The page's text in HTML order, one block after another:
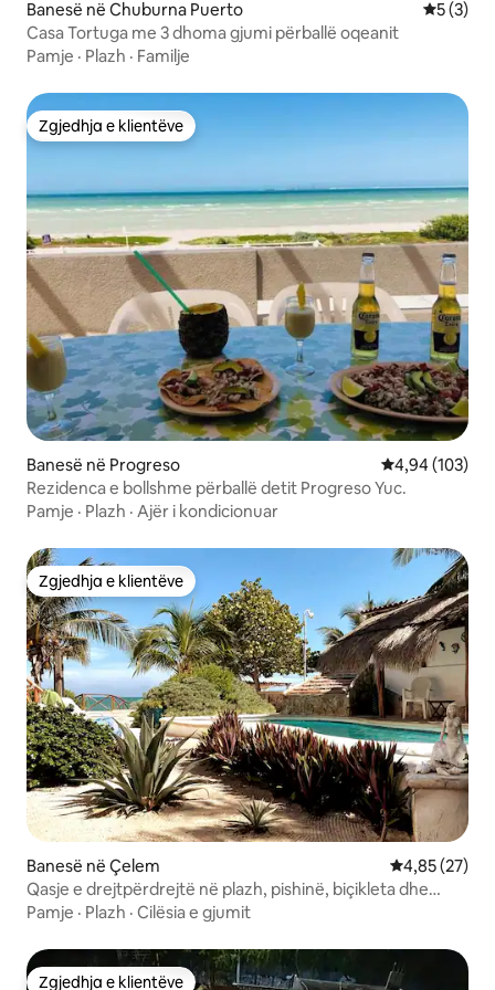
Banesë në Chuburna Puerto
5 (3)
Casa Tortuga me 3 dhoma gjumi përballë oqeanit
Pamje · Plazh · Familje
Zgjedhja e klientëve
Zgjedhja e klientëve
Banesë në Progreso Vlerësimi
4,94 (103)
Rezidenca e bollshme përballë detit Progreso Yuc.
Pamje · Plazh · Ajër i kondicionuar
Zgjedhja e klientëve
Zgjedhja e klientëve
Banesë në Çelem Vlerësimi
4,85 (27)
Qasje e drejtpërdrejtë në plazh, pishinë, biçikleta dhe
paddleboards
Pamje · Plazh · Cilësia e gjumit
Zgjedhja e klientëve